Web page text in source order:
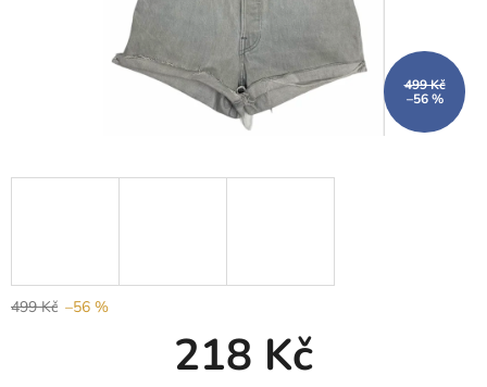
499 Kč
–56 %
499 Kč –56 %
218 Kč